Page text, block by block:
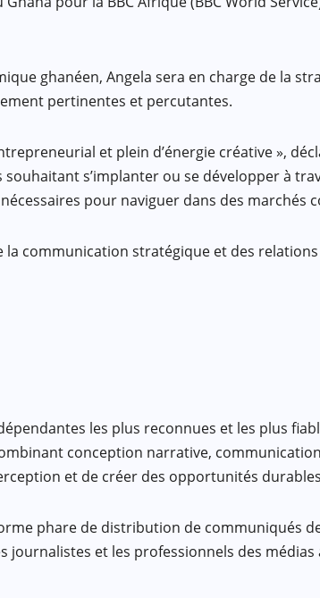
ghanéen, Angela sera en charge de la
pertinentes et percutantes.
et plein d’énergie créative »,
s’implanter ou se développer à
pour naviguer dans des marchés
la communication stratégique et des
les plus reconnues et les plus
conception narrative,
et de créer des opportunités
phare de distribution de communiqués
et les professionnels des